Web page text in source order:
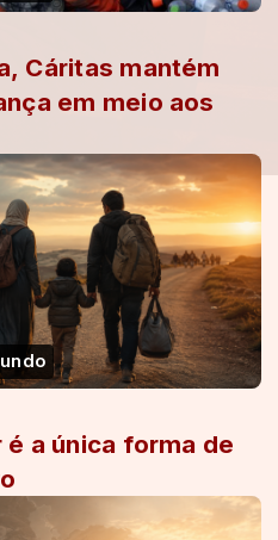
Cáritas mantém
em meio aos
a única forma de